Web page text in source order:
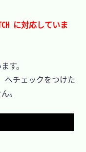
に対応していま
す。
へチェックをつけた
。